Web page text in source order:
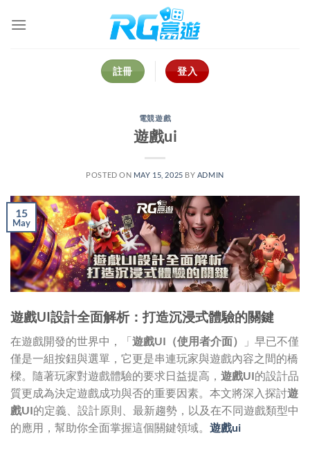
註冊 登入
電競遊戲
遊戲ui
POSTED ON MAY 15, 2025 BY ADMIN
15
May
遊戲UI設計全面解析：打造沉浸式體驗的關鍵
在遊戲開發的世界中，「遊戲UI（使用者介面）
」早已不僅
僅是一組按鈕與選單，它更是串連玩家與遊戲內容之間的橋
樑。隨著玩家對遊戲體驗的要求日益提高， 遊戲UI的設計品
質更成為決定遊戲成功與否的重要因素。本文將深入探討遊
戲UI的定義、設計原則、最新趨勢，以及在不同遊戲類型中
的應用，幫助你全面掌握這個關鍵領域。 遊戲ui